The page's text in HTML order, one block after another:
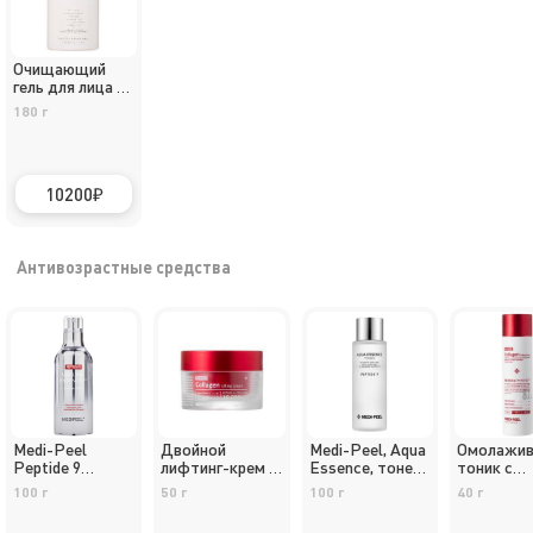
Очищающий
гель для лица /
Without
Cleansing Gel
180 г
10200
Антивозрастные средства
Medi-Peel
Peptide 9
Essence PRO
100 г
Двойной
лифтинг-крем с
ретинолом и
коллагеном
50 г
Medi-Peel, Aqua
Essence, тонер
с 9 пептидами,
250мл
100 г
тоник с
40 г